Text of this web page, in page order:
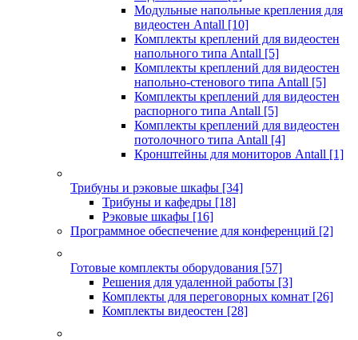
Модульные напольные крепления для
видеостен Antall [10]
Комплекты креплений для видеостен
напольного типа Antall [5]
Комплекты креплений для видеостен
напольно-стенового типа Antall [5]
Комплекты креплений для видеостен
распорного типа Antall [5]
Комплекты креплений для видеостен
потолочного типа Antall [4]
Кронштейны для мониторов Antall [1]
Трибуны и рэковые шкафы [34]
Трибуны и кафедры [18]
Рэковые шкафы [16]
Программное обеспечение для конференций [2]
Готовые комплекты оборудования [57]
Решения для удаленной работы [3]
Комплекты для переговорных комнат [26]
Комплекты видеостен [28]